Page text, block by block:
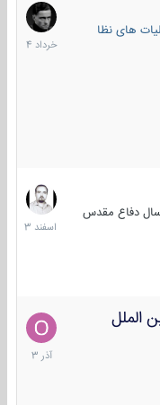
های نظامی خارجی
5
خرداد
1404
دفاع مقدس
20
اسفند
1403
21
آذر
1403